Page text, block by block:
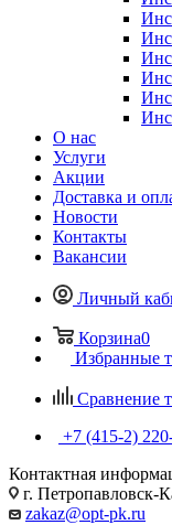
О нас
Услуги
Акции
Доставка и
Новости
Контакты
Вакансии
Личный
Корзина0
Избранные
Сравнение
+7 (415-2)
Контактная
г. Петропавловск-
zakaz@opt-pk.ru